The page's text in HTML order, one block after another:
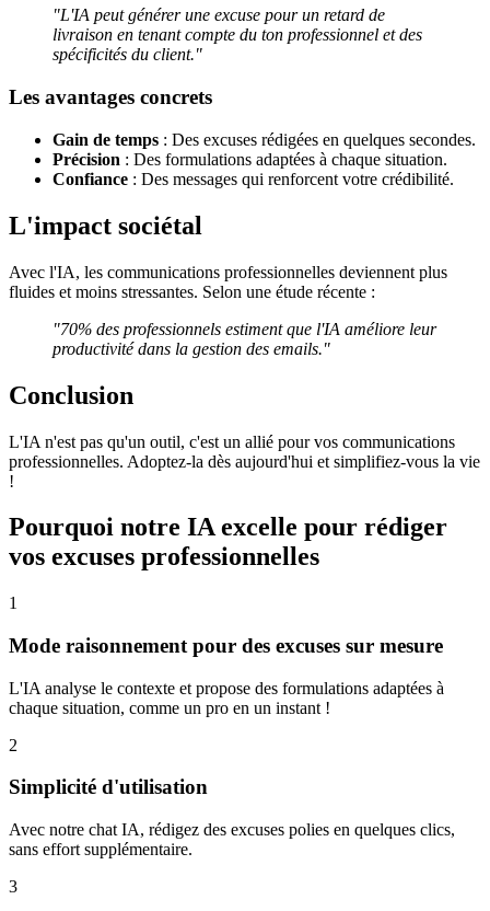
"L'IA peut générer une excuse pour un retard de
livraison en tenant compte du ton professionnel et des
spécificités du client."
Les avantages concrets
Gain de temps : Des excuses rédigées en quelques secondes.
Précision : Des formulations adaptées à chaque situation.
Confiance : Des messages qui renforcent votre crédibilité.
L'impact sociétal
Avec l'IA, les communications professionnelles deviennent plus
fluides et moins stressantes. Selon une étude récente :
"70% des professionnels estiment que l'IA améliore leur
productivité dans la gestion des emails."
Conclusion
L'IA n'est pas qu'un outil, c'est un allié pour vos communications
professionnelles. Adoptez-la dès aujourd'hui et simplifiez-vous la vie
!
Pourquoi notre IA excelle pour rédiger
vos excuses professionnelles
1
Mode raisonnement pour des excuses sur mesure
L'IA analyse le contexte et propose des formulations adaptées à
chaque situation, comme un pro en un instant !
2
Simplicité d'utilisation
Avec notre chat IA, rédigez des excuses polies en quelques clics,
sans effort supplémentaire.
3